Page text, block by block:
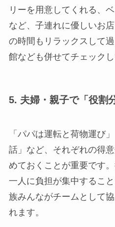
リーを用意してくれる、
など、子連れに優しいお
の時間もリラックスして
館なども併せてチェック
5. 夫婦・親子で「役割
「パパは運転と荷物運び
話」など、それぞれの得
めておくことが重要です
一人に負担が集中するこ
族みんながチームとして
れます。